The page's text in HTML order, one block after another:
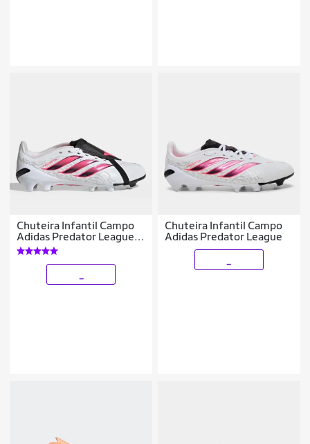
Chuteira Infantil Campo
Adidas Predator League
Língua Dobrável Copa Do
Mundo
Chuteira Infantil Campo
Adidas Predator League